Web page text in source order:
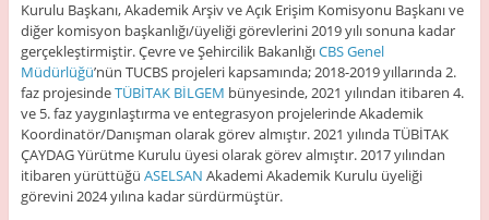
Kurulu Başkanı, Akademik Arşiv ve Açık Erişim Komisyonu Başkanı ve
diğer komisyon başkanlığı/üyeliği görevlerini 2019 yılı sonuna kadar
gerçekleştirmiştir. Çevre ve Şehircilik BakanlığıCBS Genel
Müdürlüğü’nün TUCBS projeleri kapsamında; 2018-2019 yıllarında 2.
faz projesindeTÜBİTAK BİLGEM bünyesinde, 2021 yılından itibaren 4.
ve 5. faz yaygınlaştırma ve entegrasyon projelerinde Akademik
Koordinatör/Danışman olarak görev almıştır. 2021 yılında TÜBİTAK
ÇAYDAG Yürütme Kurulu üyesi olarak görev almıştır. 2017 yılından
itibaren yürüttüğü ASELSAN Akademi Akademik Kurulu üyeliği
görevini 2024 yılına kadar sürdürmüştür.